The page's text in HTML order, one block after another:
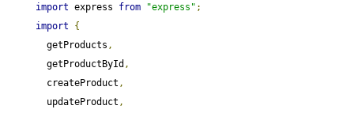
import express from "express" ;
import
{
  getProducts
,
  getProductById
,
  createProduct
,
  updateProduct
,